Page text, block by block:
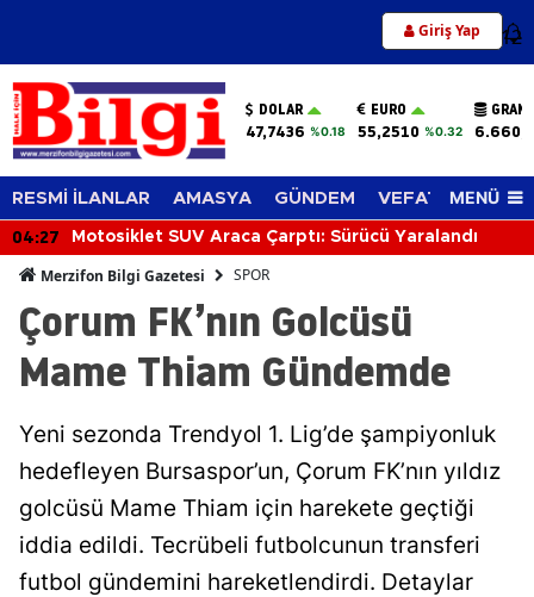
Giriş Yap 12
DOLAR
47,7436 %0.18
EURO
55,2510 %0.32
RESMİ İLANLAR AMASYA GÜNDEM VEFAT EDENLER
MENÜ
04:27 Motosiklet SUV Araca Çarptı: Sürücü Yaralandı
Merzifon Bilgi Gazetesi SPOR
Çorum FK’nın Golcüsü
Mame Thiam Gündemde
Yeni sezonda Trendyol 1. Lig’de şampiyonluk
hedefleyen Bursaspor’un, Çorum FK’nın yıldız
golcüsü Mame Thiam için harekete geçtiği
iddia edildi. Tecrübeli futbolcunun transferi
futbol gündemini hareketlendirdi. Detaylar